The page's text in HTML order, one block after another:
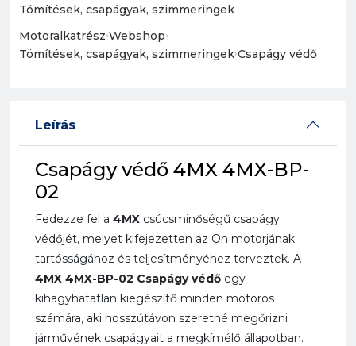
Tömítések, csapágyak, szimmeringek
Motoralkatrész›Webshop›
Tömítések, csapágyak, szimmeringek›Csapágy védő
Leírás
Csapágy védő 4MX 4MX-BP-
02
Fedezze fel a 4MX csúcsminőségű csapágy
védőjét, melyet kifejezetten az Ön motorjának
tartósságához és teljesítményéhez terveztek. A
4MX 4MX-BP-02 Csapágy védő egy
kihagyhatatlan kiegészítő minden motoros
számára, aki hosszútávon szeretné megőrizni
járművének csapágyait a megkímélő állapotban.